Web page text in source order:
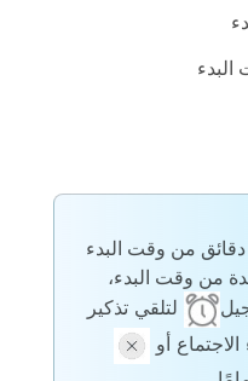
من وقت البدء،
لتلقي تذكير
أو